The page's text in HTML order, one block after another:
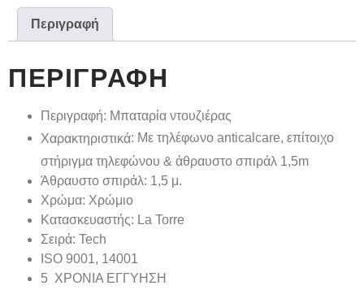
Περιγραφή
ΠΕΡΙΓΡΑΦΉ
Περιγραφή: Μπαταρία ντουζιέρας
Χαρακτηριστικά: Με τηλέφωνο anticalcare, επίτοιχο
στήριγμα τηλεφώνου & άθραυστο σπιράλ 1,5m
Άθραυστο σπιράλ: 1,5 μ.
Χρώμα: Χρώμιο
Κατασκευαστής: La Torre
Σειρά: Tech
ISO 9001, 14001
5 ΧΡΟΝΙΑ ΕΓΓΥΗΣΗ